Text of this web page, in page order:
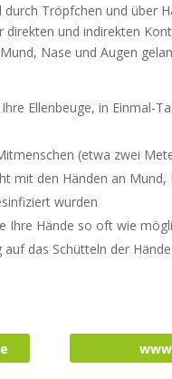
Tröpfchen und über
direkten und indirekten
Nase und Augen
Ellenbeuge, in Einmal-
(etwa zwei
mit den Händen an Mund,
wurden
Ihre Hände so oft wie
das Schütteln der